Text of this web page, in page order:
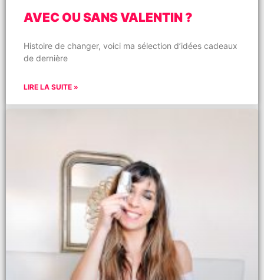
AVEC OU SANS VALENTIN ?
Histoire de changer, voici ma sélection d’idées cadeaux
de dernière
LIRE LA SUITE »